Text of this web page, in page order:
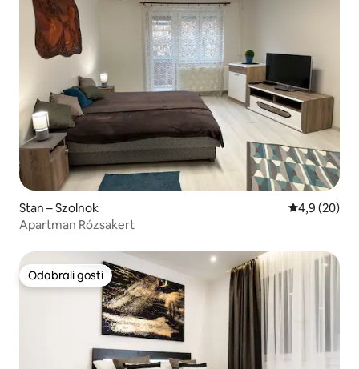
Stan – Szolnok Prosječna
4,9 (20)
Apartman Rózsakert
Odabrali gosti
Odabrali gosti